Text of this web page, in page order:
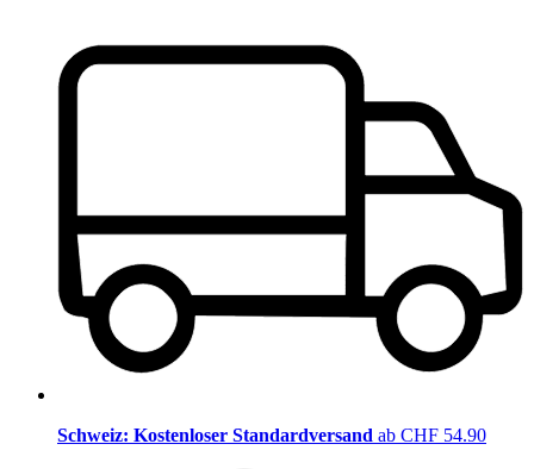
Schweiz: Kostenloser Standardversand ab CHF 54.90